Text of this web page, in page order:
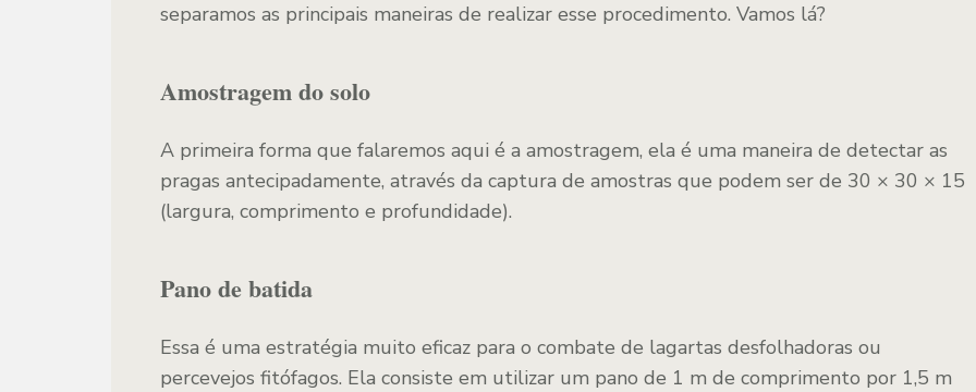
separamos as principais maneiras de realizar esse procedimento. Vamos lá?
Amostragem do solo
A primeira forma que falaremos aqui é a amostragem, ela é uma maneira de detectar as
pragas antecipadamente, através da captura de amostras que podem ser de 30 × 30 × 15
(largura, comprimento e profundidade).
Pano de batida
Essa é uma estratégia muito eficaz para o combate de lagartas desfolhadoras ou
percevejos fitófagos. Ela consiste em utilizar um pano de 1 m de comprimento por 1,5 m